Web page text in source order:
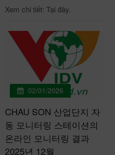
Xem chi tiết: Tại đây.
02/01/2026
CHAU SON 산업단지 자
동 모니터링 스테이션의
온라인 모니터링 결과
2025년 12월